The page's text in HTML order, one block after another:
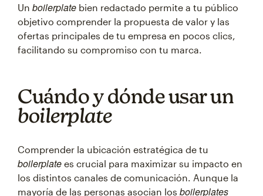
Un boilerplate bien redactado permite a tu público
objetivo comprender la propuesta de valor y las
ofertas principales de tu empresa en pocos clics,
facilitando su compromiso con tu marca.
Cuándo y dónde usar un
boilerplate
Comprender la ubicación estratégica de tu
boilerplate es crucial para maximizar su impacto en
los distintos canales de comunicación. Aunque la
mayoría de las personas asocian los boilerplates